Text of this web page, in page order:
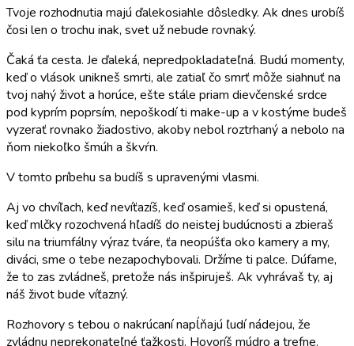
Tvoje rozhodnutia majú ďalekosiahle dôsledky. Ak dnes urobíš
čosi len o trochu inak, svet už nebude rovnaký.
Čaká ťa cesta. Je ďaleká, nepredpokladateľná. Budú momenty,
keď o vlások unikneš smrti, ale zatiaľ čo smrť môže siahnuť na
tvoj nahý život a horúce, ešte stále priam dievčenské srdce
pod kyprím poprsím, nepoškodí ti make-up a v kostýme budeš
vyzerať rovnako žiadostivo, akoby nebol roztrhaný a nebolo na
ňom niekoľko šmúh a škvŕn.
V tomto príbehu sa budíš s upravenými vlasmi.
Aj vo chvíľach, keď nevíťazíš, keď osamieš, keď si opustená,
keď mlčky rozochvená hľadíš do neistej budúcnosti a zbieraš
silu na triumfálny výraz tváre, ťa neopúšťa oko kamery a my,
diváci, sme o tebe nezapochybovali. Držíme ti palce. Dúfame,
že to zas zvládneš, pretože nás inšpiruješ. Ak vyhrávaš ty, aj
náš život bude víťazný.
Rozhovory s tebou o nakrúcaní napĺňajú ľudí nádejou, že
zvládnu neprekonateľné ťažkosti. Hovoríš múdro a trefne.